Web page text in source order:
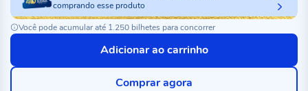
comprando esse produto
Você pode acumular até 1.250 bilhetes para concorrer
Adicionar ao carrinho
Comprar agora